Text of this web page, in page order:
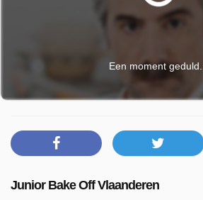
Een moment geduld...
Junior Bake Off Vlaanderen